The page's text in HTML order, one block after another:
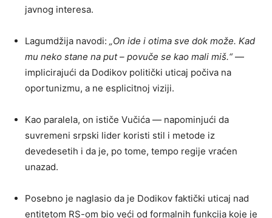
javnog interesa.
Lagumdžija navodi: „On ide i otima sve dok može. Kad
mu neko stane na put – povuče se kao mali miš.“—
implicirajući da Dodikov politički uticaj počiva na
oportunizmu, a ne esplicitnoj viziji.
Kao paralela, on ističe Vučića — napominjući da
suvremeni srpski lider koristi stil i metode iz
devedesetih i da je, po tome, tempo regije vraćen
unazad.
Posebno je naglasio da je Dodikov faktički uticaj nad
entitetom RS-om bio veći od formalnih funkcija koje je